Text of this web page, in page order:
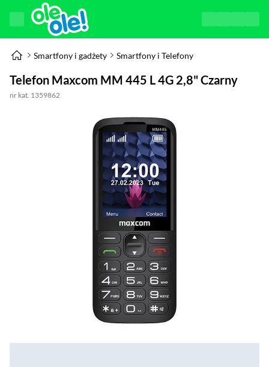
Smartfony i gadżety Smartfony i Telefony
Telefon Maxcom MM 445 L 4G 2,8" Czarny
nr kat. 1359862